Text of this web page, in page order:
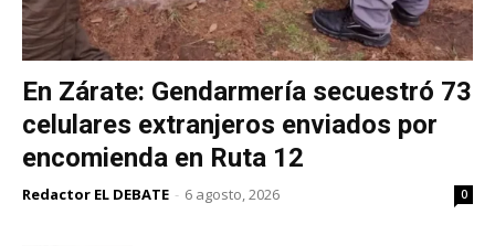
En Zárate: Gendarmería secuestró 73
celulares extranjeros enviados por
encomienda en Ruta 12
Redactor EL DEBATE - 6 agosto, 2026 0